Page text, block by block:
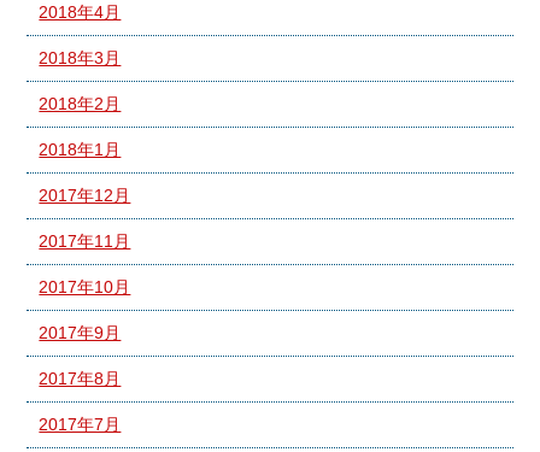
2018年4月
2018年3月
2018年2月
2018年1月
2017年12月
2017年11月
2017年10月
2017年9月
2017年8月
2017年7月